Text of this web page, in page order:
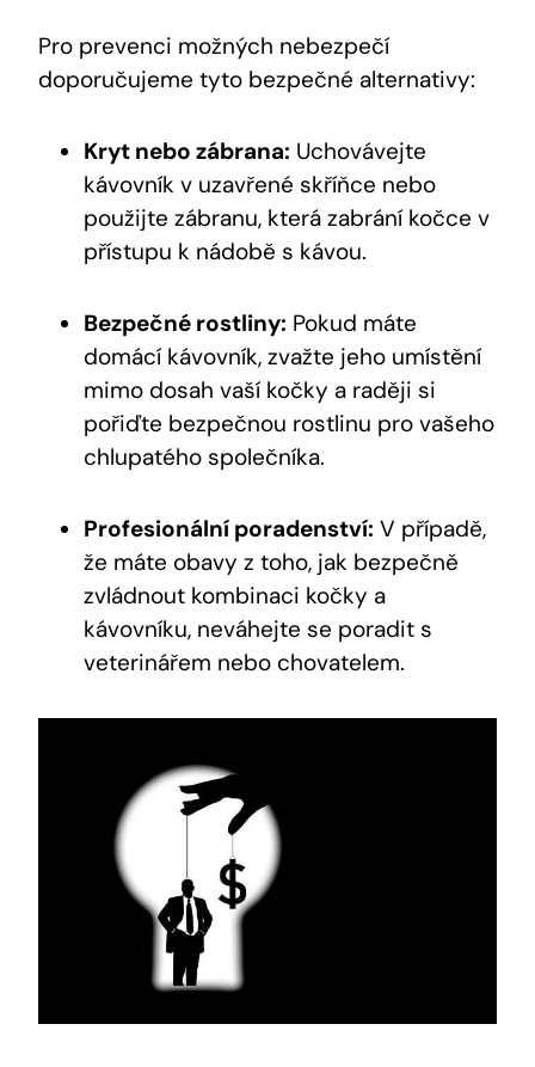
Pro prevenci možných nebezpečí
doporučujeme tyto bezpečné alternativy:
Kryt nebo zábrana: Uchovávejte
kávovník v uzavřené skříňce nebo
použijte zábranu, která zabrání kočce v
přístupu k nádobě s kávou.
Bezpečné rostliny: Pokud máte
domácí kávovník, zvažte jeho umístění
mimo dosah vaší kočky a raději si
pořiďte bezpečnou rostlinu pro vašeho
chlupatého společníka.
Profesionální poradenství: V případě,
že máte obavy z toho, jak bezpečně
zvládnout kombinaci kočky a
kávovníku, neváhejte se poradit s
veterinářem nebo chovatelem.